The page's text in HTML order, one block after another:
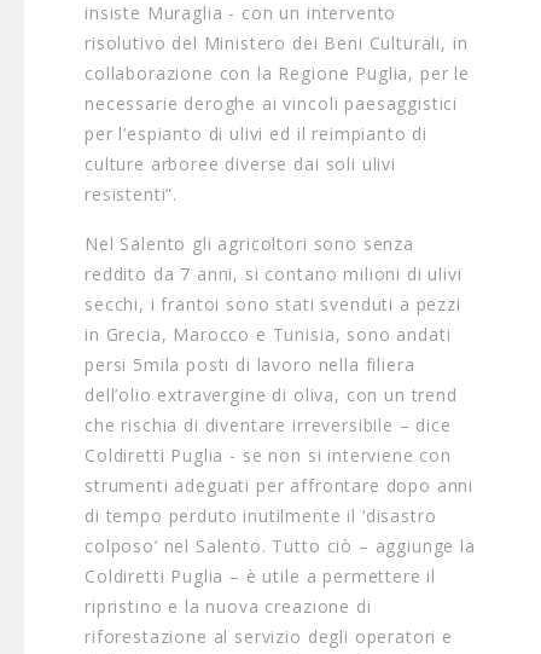
insiste Muraglia - con un intervento
risolutivo del Ministero dei Beni Culturali, in
collaborazione con la Regione Puglia, per le
necessarie deroghe ai vincoli paesaggistici
per l’espianto di ulivi ed il reimpianto di
culture arboree diverse dai soli ulivi
resistenti”.
Nel Salento gli agricoltori sono senza
reddito da 7 anni, si contano milioni di ulivi
secchi, i frantoi sono stati svenduti a pezzi
in Grecia, Marocco e Tunisia, sono andati
persi 5mila posti di lavoro nella filiera
dell’olio extravergine di oliva, con un trend
che rischia di diventare irreversibile – dice
Coldiretti Puglia - se non si interviene con
strumenti adeguati per affrontare dopo anni
di tempo perduto inutilmente il ‘disastro
colposo’ nel Salento. Tutto ciò – aggiunge la
Coldiretti Puglia – è utile a permettere il
ripristino e la nuova creazione di
riforestazione al servizio degli operatori e